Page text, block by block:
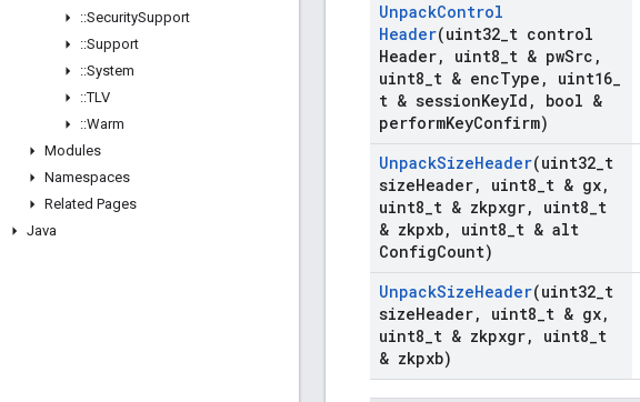
::SecuritySupport
::Support
::System
::TLV
::Warm
Modules
Namespaces
Related Pages
Java
UnpackControl
Header(uint32 t control
Header, uint8 t & pwSrc ,
uint8 t & encType , uint16
t & sessionKeyId ,
bool &
performKeyConfirm)
UnpackSizeHeader(uint32 t
sizeHeader, uint8 t & gx,
uint8 t & zkpxgr, uint8 t
& zkpxb, uint8 t & alt
ConfigCount)
UnpackSizeHeader(uint32 t
sizeHeader, uint8 t & gx,
uint8 t & zkpxgr, uint8 t
& zkpxb)